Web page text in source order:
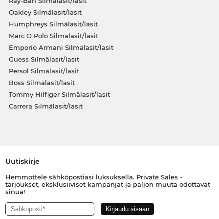
Oakley Silmälasit/lasit
Humphreys Silmälasit/lasit
Marc O Polo Silmälasit/lasit
Emporio Armani Silmälasit/lasit
Guess Silmälasit/lasit
Persol Silmälasit/lasit
Boss Silmälasit/lasit
Tommy Hilfiger Silmälasit/lasit
Carrera Silmälasit/lasit
Uutiskirje
Hemmottele sähköpostiasi luksuksella. Private Sales -
tarjoukset, eksklusiiviset kampanjat ja paljon muuta odottavat
sinua!